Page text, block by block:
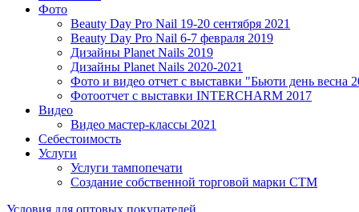
Фото
Beauty Day Pro Nail 19-20 сентября 2021
Beauty Day Pro Nail 6-7 февраля 2019
Дизайны Planet Nails 2019
Дизайны Planet Nails 2020-2021
Фото и видео отчет с выставки "Бьюти день весна
Фотоотчет с выставки INTERCHARM 2017
Видео
Видео мастер-классы 2021
Себестоимость
Услуги
Услуги тампопечати
Создание собственной торговой марки СТМ
Условия для оптовых покупателей